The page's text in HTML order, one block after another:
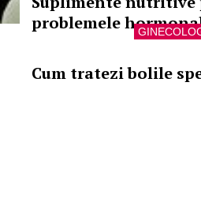
problemele
Cum tratezi bolile